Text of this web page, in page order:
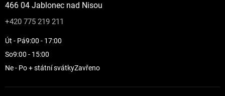
466 04 Jablonec nad Nisou
+420 775 219 211
Út - Pá9:00 - 17:00
So9:00 - 15:00
Ne - Po + státní svátkyZavřeno